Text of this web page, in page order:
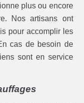
plus ou encore
Nos artisans ont
pour accomplir les
cas de besoin de
sont en service